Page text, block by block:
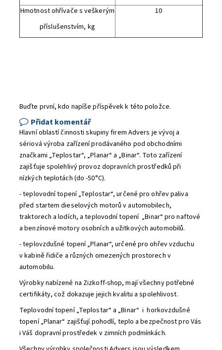
Hmotnost ohřívače s veškerým
příslušenstvím, kg
10
Buďte první, kdo napíše příspěvek k této položce.
Přidat komentář
Hlavní oblastí činnosti skupiny firem Advers je vývoj a
sériová výroba zařízení prodávaného pod obchodními
značkami „Teplostar“, „Planar“ a „Binar“. Toto zařízení
zajišťuje spolehlivý provoz dopravních prostředků při
nízkých teplotách (do -50°С).
- teplovodní topení „Teplostar“, určené pro ohřev paliva
před startem dieselových motorů v automobilech,
traktorech a lodích, a teplovodní topení „Binar“ pro naftové
a benzínové motory osobních a užitkových automobilů.
- teplovzdušné topení „Planar“, určené pro ohřev vzduchu
v kabině řidiče a různých omezených prostorech v
automobilu.
Výrobky nabízené na Zizkoff-shop, mají všechny potřebné
certifikáty, což dokazuje jejich kvalitu a spolehlivost.
Teplovodní topení „Teplostar“ a „Binar“ i horkovzdušné
topení „Planar“ zajišťují pohodlí, teplo a bezpečnost pro Vás
i Váš dopravní prostředek v zimních podmínkách.